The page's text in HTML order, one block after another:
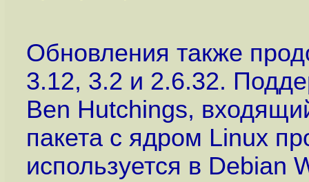
Обновления также
3.12, 3.2 и 2.6.32.
Ben Hutchings,
пакета с ядром Linux
используется в Debian